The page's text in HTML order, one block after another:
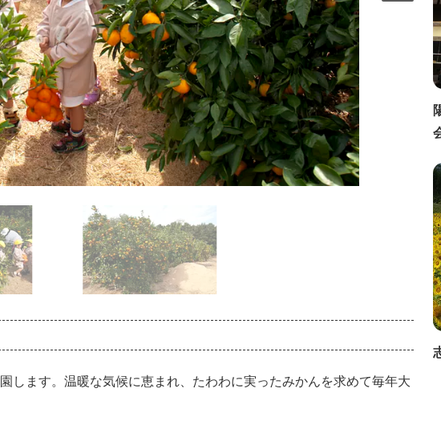
します。温暖な気候に恵まれ、たわわに実ったみかんを求めて毎年大